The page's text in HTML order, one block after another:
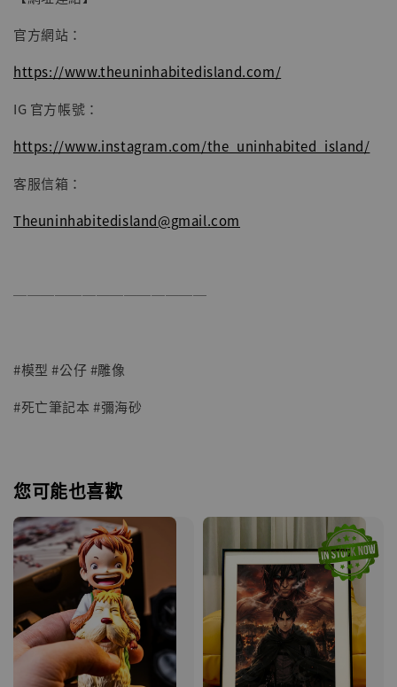
官方網站：
https://www.theuninhabitedisland.com/
IG 官方帳號：
https://www.instagram.com/the_uninhabited_island/
客服信箱：
Theuninhabitedisland@gmail.com
──────────────
#模型 #公仔 #雕像
#死亡筆記本 #彌海砂
您可能也喜歡